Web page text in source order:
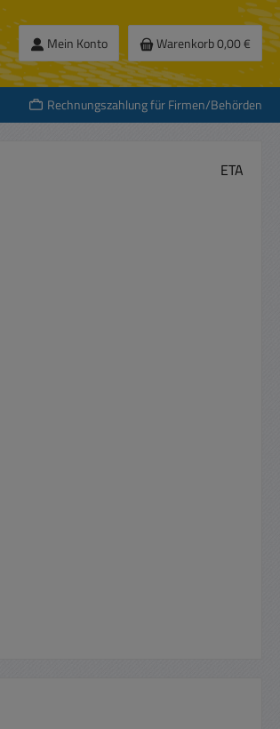
Mein Konto Warenkorb0,00 €
Rechnungszahlung für Firmen/Behörden
ETA